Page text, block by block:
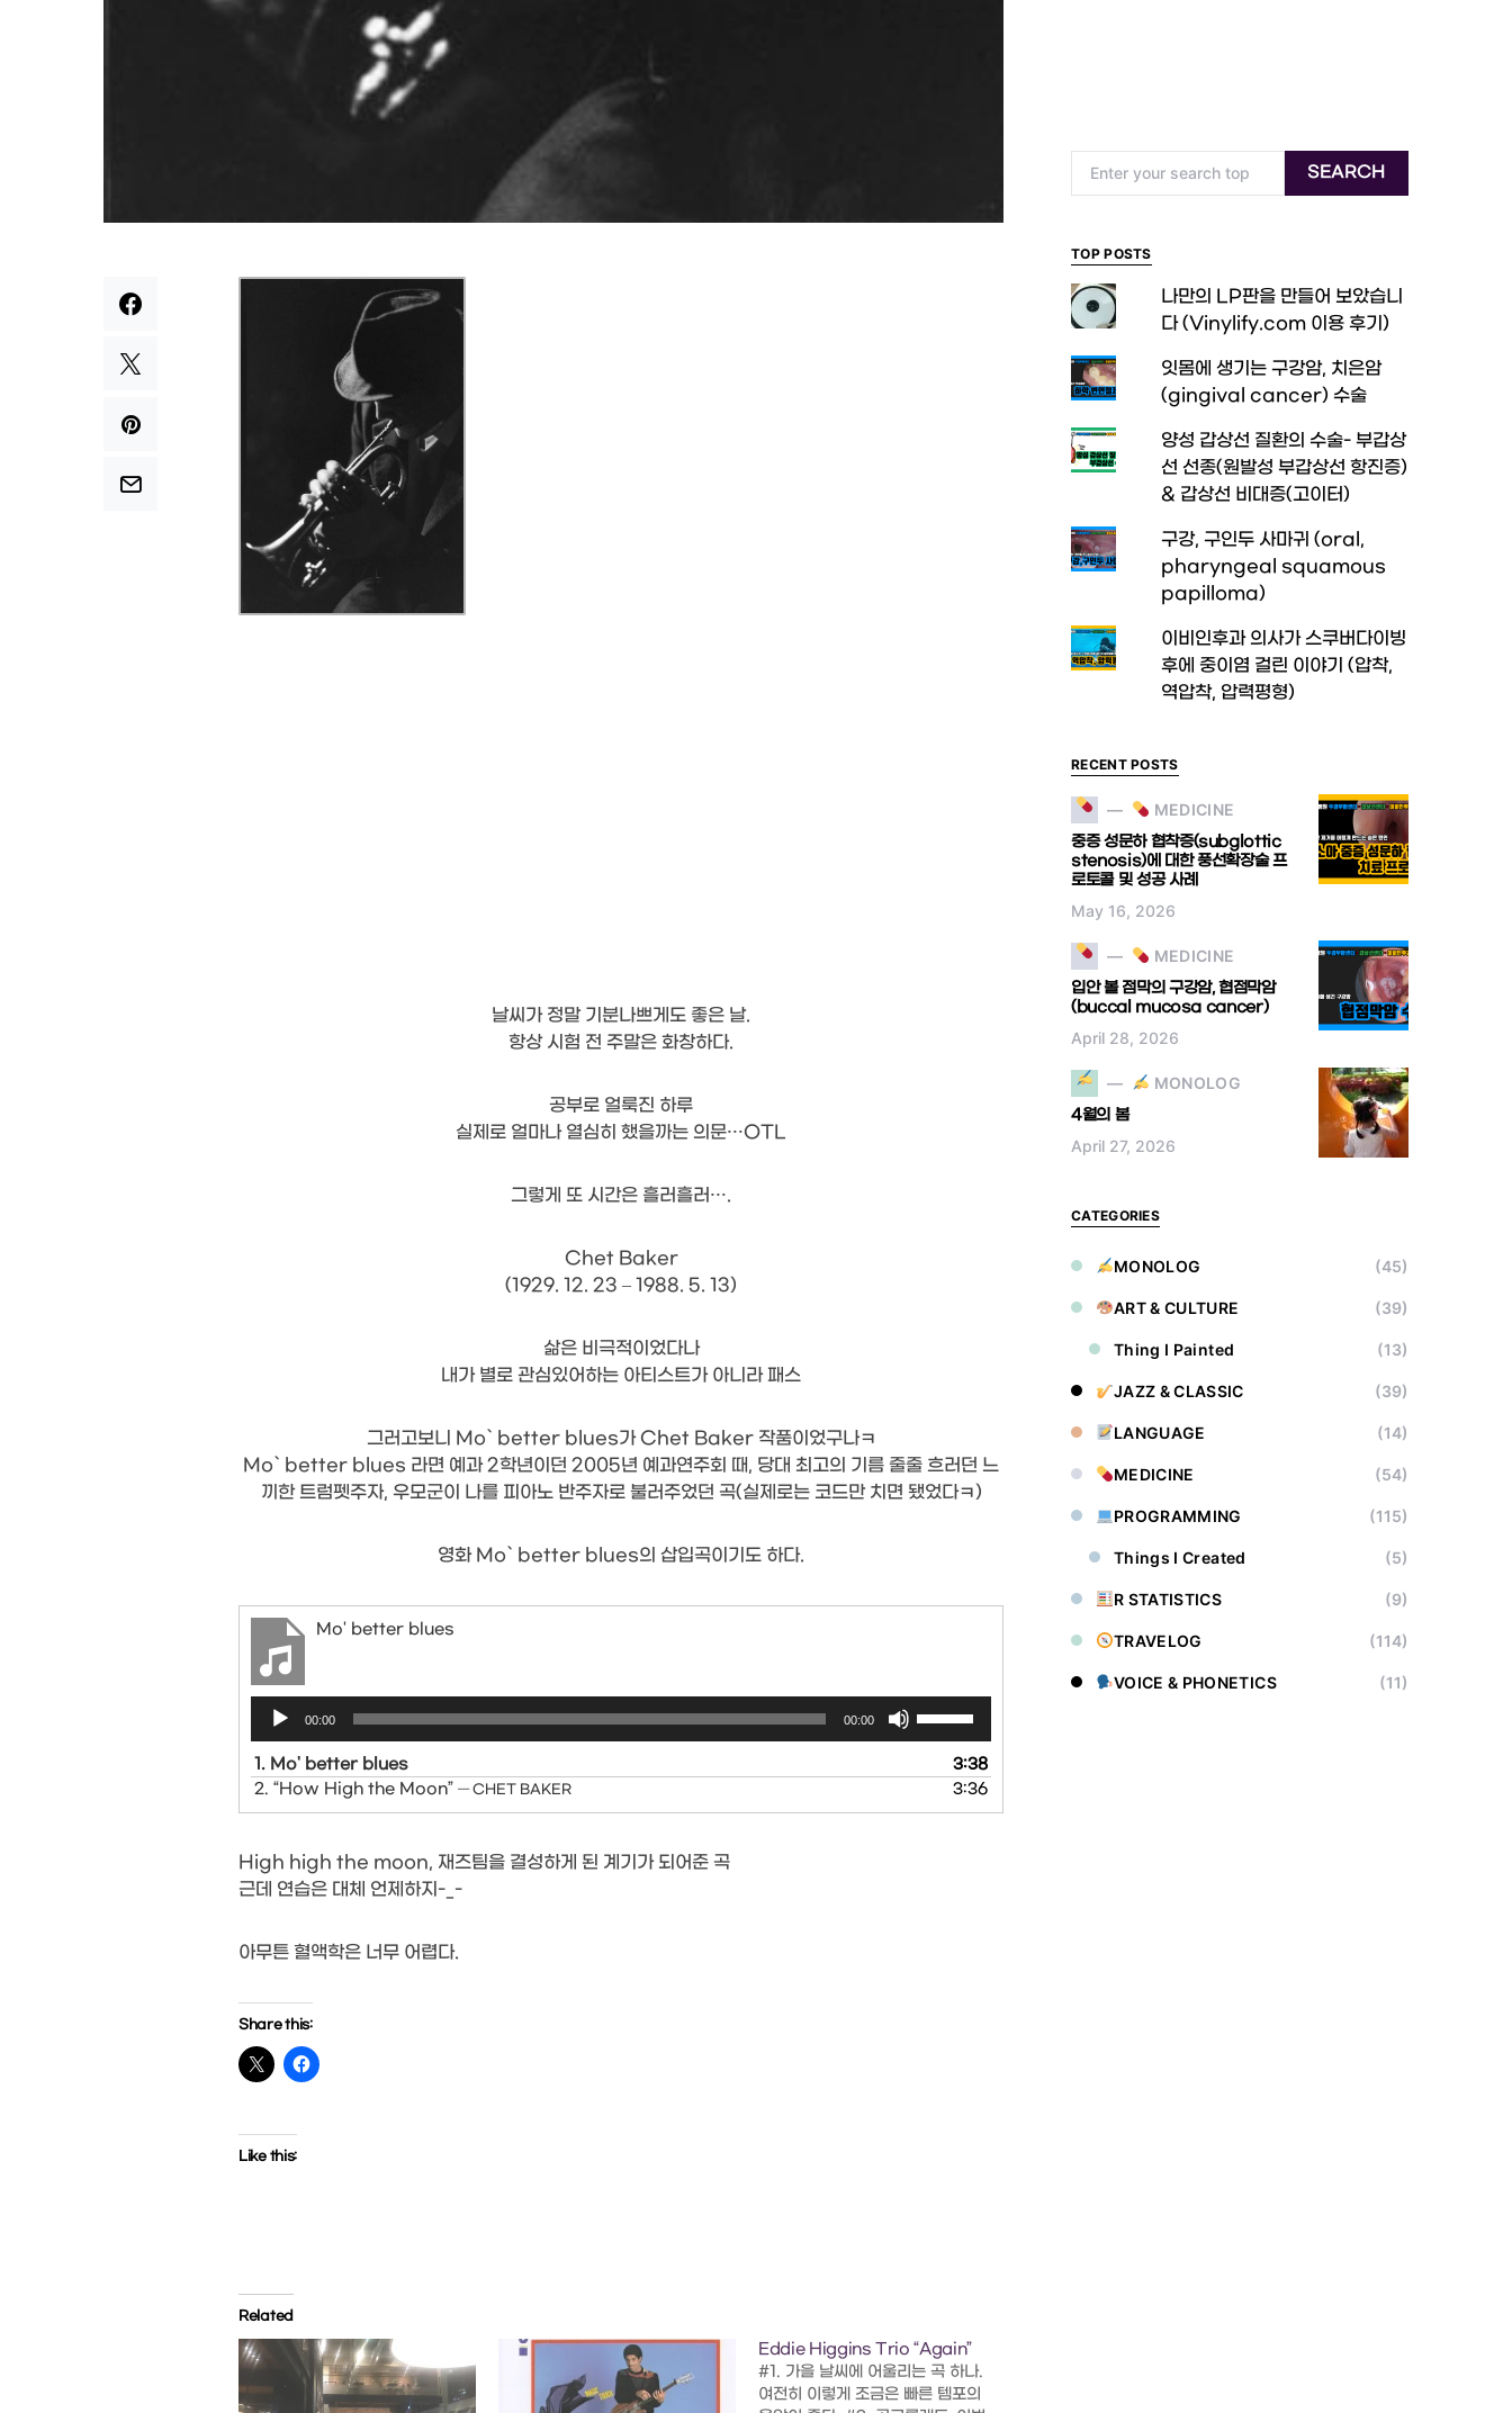
날씨가 정말 기분나쁘게도 좋은 날.
항상 시험 전 주말은 화창하다.
공부로 얼룩진 하루
실제로 얼마나 열심히 했을까는 의문…OTL
그렇게 또 시간은 흘러흘러….
Chet Baker
(1929. 12. 23 – 1988. 5. 13)
삶은 비극적이었다나
내가 별로 관심있어하는 아티스트가 아니라 패스
그러고보니 Mo` better blues가 Chet Baker 작품이었구나ㅋ
Mo` better blues 라면 예과 2학년이던 2005년 예과연주회 때, 당대 최고의 기름 줄줄 흐러던 느
끼한 트럼펫주자, 우모군이 나를 피아노 반주자로 불러주었던 곡(실제로는 코드만 치면 됐었다ㅋ)
영화 Mo` better blues의 삽입곡이기도 하다.
Mo' better blues
Audio
Player
00:00 00:00
Arrow
keys
1. Mo' better blues
3:38
2. “How High the Moon” — CHET BAKER 3:36
High high the moon, 재즈팀을 결성하게 된 계기가 되어준 곡
근데 연습은 대체 언제하지-_-
아무튼 혈액학은 너무 어렵다.
Share this:
Like this:
Related
Eddie Higgins Trio “Again”
#1. 가을 날씨에 어울리는 곡 하나.
여전히 이렇게 조금은 빠른 템포의
SEARCH
TOP POSTS
나만의 LP판을 만들어 보았습니
다 (Vinylify.com 이용 후기)
잇몸에 생기는 구강암, 치은암
(gingival cancer) 수술
양성 갑상선 질환의 수술- 부갑상
선 선종(원발성 부갑상선 항진증)
& 갑상선 비대증(고이터)
구강, 구인두 사마귀 (oral,
pharyngeal squamous
papilloma)
이비인후과 의사가 스쿠버다이빙
후에 중이염 걸린 이야기 (압착,
역압착, 압력평형)
RECENT POSTS
MEDICINE
중증 성문하 협착증(subglottic
stenosis)에 대한 풍선확장술 프
로토콜 및 성공 사례
May 16, 2026
MEDICINE
입안 볼 점막의 구강암, 협점막암
(buccal mucosa cancer)
April 28, 2026
MONOLOG
4월의 봄
April 27, 2026
CATEGORIES
MONOLOG (45)
ART & CULTURE (39)
Thing I Painted (13)
JAZZ & CLASSIC (39)
LANGUAGE (14)
MEDICINE (54)
PROGRAMMING (115)
Things I Created (5)
R STATISTICS (9)
TRAVELOG (114)
VOICE & PHONETICS (11)